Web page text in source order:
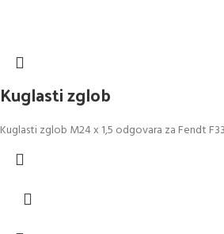
Kuglasti zglob
Kuglasti zglob M24 x 1,5 odgovara za Fendt